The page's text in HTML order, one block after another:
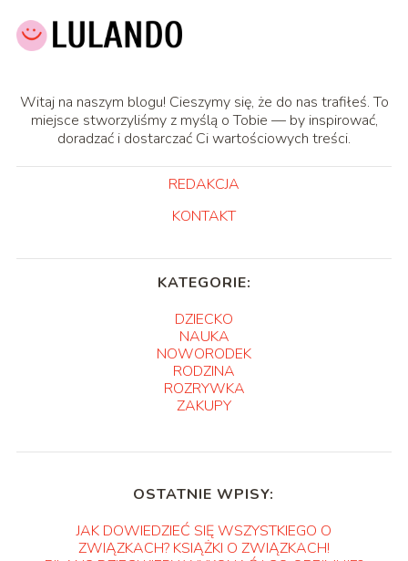
Witaj na naszym blogu! Cieszymy się, że do nas trafiłeś. To
miejsce stworzyliśmy z myślą o Tobie — by inspirować,
doradzać i dostarczać Ci wartościowych treści.
REDAKCJA
KONTAKT
KATEGORIE:
DZIECKO
NAUKA
NOWORODEK
RODZINA
ROZRYWKA
ZAKUPY
OSTATNIE WPISY:
JAK DOWIEDZIEĆ SIĘ WSZYSTKIEGO O
ZWIĄZKACH? KSIĄŻKI O ZWIĄZKACH!